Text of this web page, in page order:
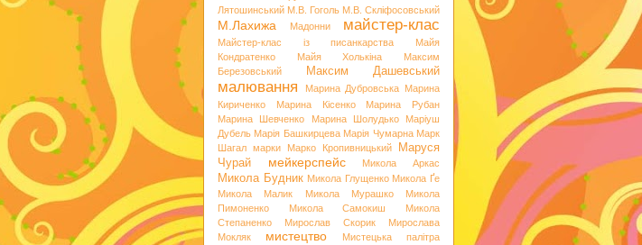
Лятошинський М.В. Гоголь М.В. Скліфосовський
М.Лахижа Мадонни майстер-клас
Майстер-клас із писанкарства
Майя
Кондратенко
Майя Холькіна
Максим
Березовський
Максим Дашевський
малювання Марина Дубровська Марина
Кириченко
Марина Кісенко
Марина Рубан
Марина Шевченко
Марина Шолудько
Маріуш
Дубель Марія Башкирцева Марія Чумарна Марк
Шагал марки Марко Кропивницький
Маруся
Чурай
мейкерспейс Микола Аркас
Микола Будник Микола Глущенко Микола Ґе
Микола Малик
Микола Мурашко
Микола
Пимоненко
Микола Самокиш
Микола
Степаненко
Мирослав Скорик
Мирослава
Мокляк
мистецтво
Мистецька палітра